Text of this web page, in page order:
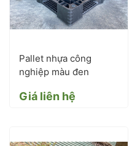
Pallet nhựa công
nghiệp màu đen
Giá liên hệ